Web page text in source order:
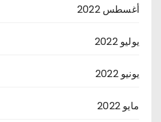
أغسطس 2022
يوليو 2022
يونيو 2022
مايو 2022